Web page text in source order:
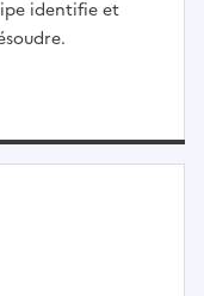
identifie et